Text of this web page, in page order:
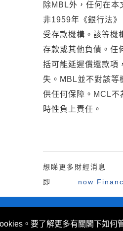
除MBL外，任何在本
非1959年《銀行法
受存款機構。該等機
存款或其他負債。任
括可能延遲償還款項
失。MBL並不對該等
供任何保障。MCL不
時性負上責任。
想睇更多財經消息
即
now
。要了解更多有關閣下如
股票報價由 N2N-AFE (Hong Kong) Limited